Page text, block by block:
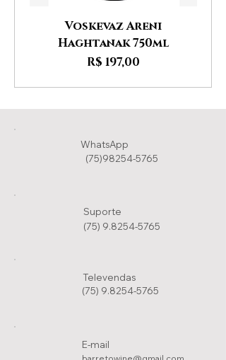
Voskevaz Areni
Haghtanak 750ml
Preço
R$ 197,00
WhatsApp
(75)98254-5765
Suporte
(75) 9.8254-5765
Televendas
(75) 9.8254-5765
E-mail